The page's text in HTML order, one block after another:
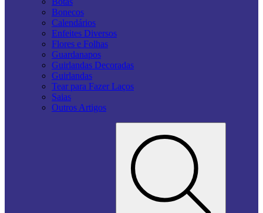
Bonecos
Calendários
Enfeites Diversos
Flores e Folhas
Guardanapos
Guirlandas Decoradas
Guirlandas
Tear para Fazer Laços
Saias
Outros Artigos